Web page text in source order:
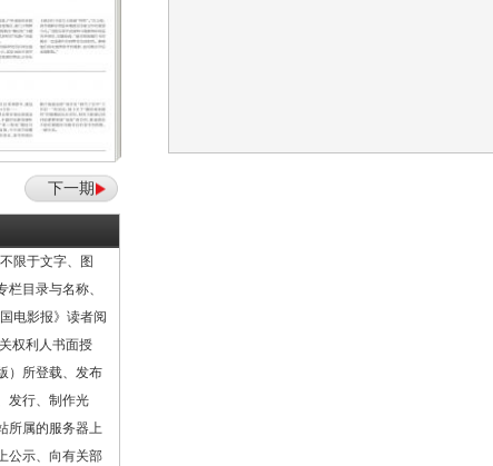
下一期
限于文字、图
目录与名称、
电影报》读者阅
权利人书面授
）所登载、发布
发行、制作光
所属的服务器上
公示、向有关部